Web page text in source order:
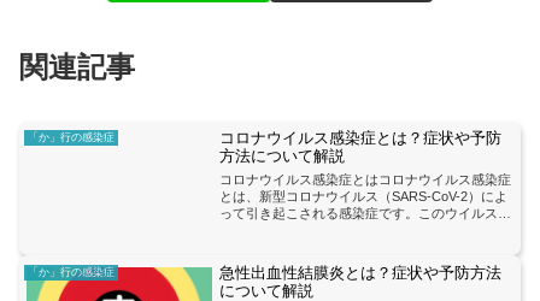
関連記事
「か」行の感染症
コロナウイルス感染症とは？症状や予防
方法について解説
コロナウイルス感染症とはコロナウイルス感染症
とは、新型コロナウイルス（SARS-CoV-2）によ
って引き起こされる感染症です。このウイルス
がるため、世界...
「か」行の感染症
急性出血性結膜炎とは？症状や予防方法
について解説